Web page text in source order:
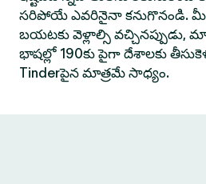
సరిపోయే ఎవరినైనా కనుగొనండి.
బయటకు వెళ్లాల్సి వచ్చినప్పుడు,
భాషల్లో 190కు పైగా దేశాలకు
Tinderపైన మాత్రమే సాధ్యం.